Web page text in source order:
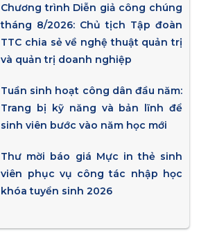
Chương trình Diễn giả công chúng
tháng 8/2026: Chủ tịch Tập đoàn
TTC chia sẻ về nghệ thuật quản trị
và quản trị doanh nghiệp
Tuần sinh hoạt công dân đầu năm:
Trang bị kỹ năng và bản lĩnh để
sinh viên bước vào năm học mới
Thư mời báo giá Mực in thẻ sinh
viên phục vụ công tác nhập học
khóa tuyển sinh 2026